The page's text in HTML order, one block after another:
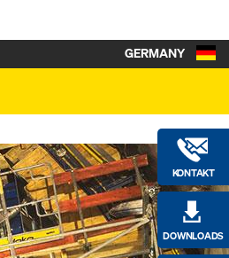
KONTAKT
DOWNLOADS
GERMANY